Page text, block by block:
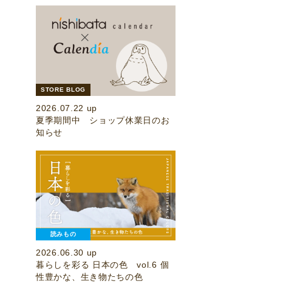
STORE BLOG
2026.07.22 up
夏季期間中 ショップ休業日のお
知らせ
読みもの
2026.06.30 up
暮らしを彩る 日本の色 vol.6 個
性豊かな、生き物たちの色